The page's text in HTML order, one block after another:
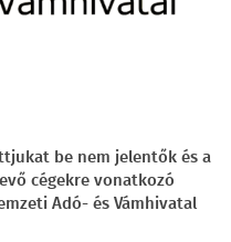
be nem jelentők és a
cégekre vonatkozó
Adó- és Vámhivatal